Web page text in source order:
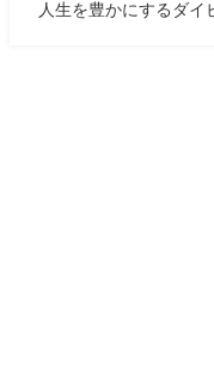
人生を豊かにするダイ